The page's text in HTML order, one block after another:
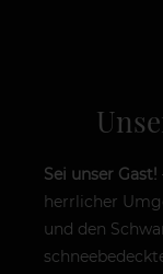
Sei unser Gast!
herrlicher
und den